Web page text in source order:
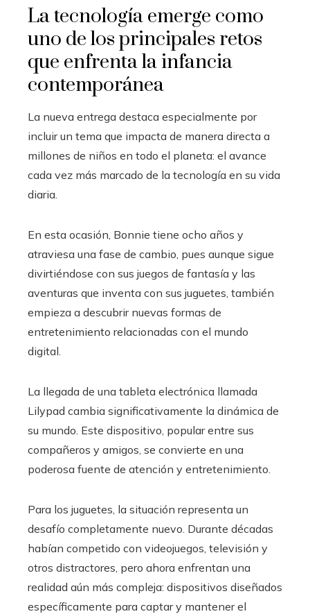
La tecnología emerge como
uno de los principales retos
que enfrenta la infancia
contemporánea
La nueva entrega destaca especialmente por
incluir un tema que impacta de manera directa a
millones de niños en todo el planeta: el avance
cada vez más marcado de la tecnología en su vida
diaria.
En esta ocasión, Bonnie tiene ocho años y
atraviesa una fase de cambio, pues aunque sigue
divirtiéndose con sus juegos de fantasía y las
aventuras que inventa con sus juguetes, también
empieza a descubrir nuevas formas de
entretenimiento relacionadas con el mundo
digital.
La llegada de una tableta electrónica llamada
Lilypad cambia significativamente la dinámica de
su mundo. Este dispositivo, popular entre sus
compañeros y amigos, se convierte en una
poderosa fuente de atención y entretenimiento.
Para los juguetes, la situación representa un
desafío completamente nuevo. Durante décadas
habían competido con videojuegos, televisión y
otros distractores, pero ahora enfrentan una
realidad aún más compleja: dispositivos diseñados
específicamente para captar y mantener el